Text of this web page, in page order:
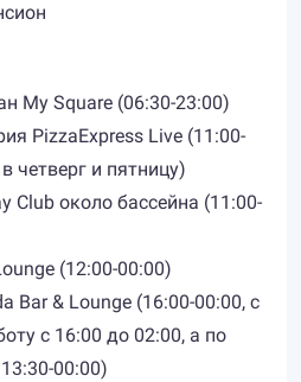
My Square (06:30-23:00)
PizzaExpress Live (11:00-
четверг и пятницу)
Club около бассейна (11:00-
(12:00-00:00)
Bar & Lounge (16:00-00:00, с
с 16:00 до 02:00, а по
00:00)